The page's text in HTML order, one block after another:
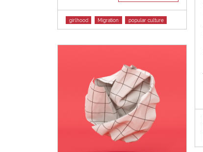
Tags
girlhood Migration popular culture